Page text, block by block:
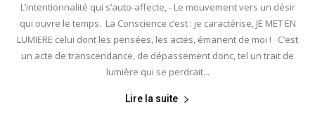
L’intentionnalité qui s’auto-affecte, - Le mouvement vers un désir
qui ouvre le temps. La Conscience c’est : je caractérise, JE MET EN
LUMIERE celui dont les pensées, les actes, émanent de moi ! C’est
un acte de transcendance, de dépassement donc, tel un trait de
lumière qui se perdrait...
Lire la suite